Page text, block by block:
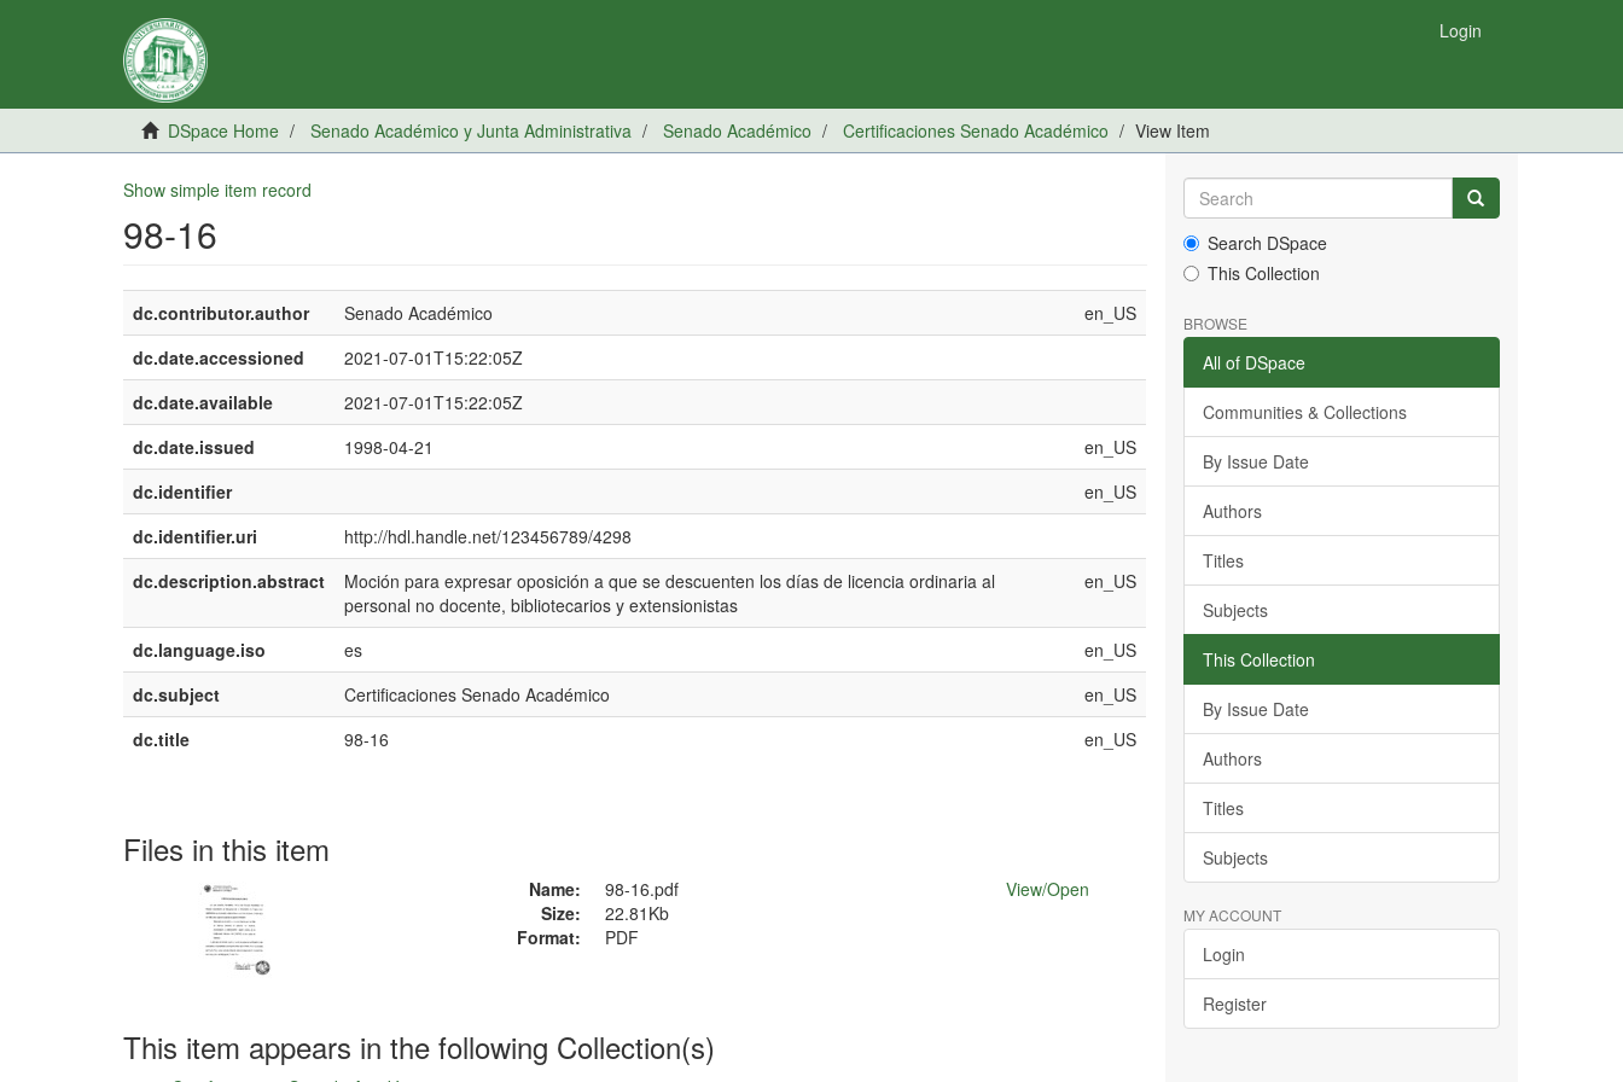
Login
DSpace Home Senado Académico y Junta Administrativa Senado Académico Certificaciones Senado Académico View Item
Show simple item record
98-16
dc.contributor.author Senado Académico
en_US
dc.date.accessioned
2021-07-01T15:22:05Z
dc.date.available
2021-07-01T15:22:05Z
dc.date.issued
1998-04-21
en_US
dc.identifier
en_US
dc.identifier.uri
http://hdl.handle.net/123456789/4298
dc.description.abstract
Moción para expresar oposición a que se descuenten los días de licencia ordinaria al
personal no docente, bibliotecarios y extensionistas
en_US
dc.language.iso es
en_US
dc.subject
Certificaciones Senado Académico
en_US
dc.title
98-16 en_US
Files in this item
Name:
98-16.pdf
Size:
22.81Kb
Format:
PDF
View/Open
This item appears in the following Collection(s)
Search DSpace
This Collection
BROWSE
All of DSpace
Communities & Collections
By Issue Date
Authors
Titles
Subjects
This Collection
By Issue Date
Authors
Titles
Subjects
MY ACCOUNT
Login
Register